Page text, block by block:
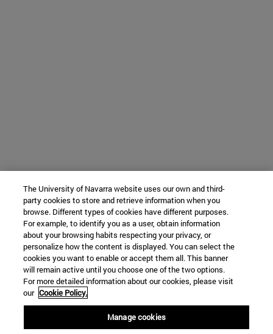
The University of Navarra website uses our own and third-
party cookies to store and retrieve information when you
browse. Different types of cookies have different purposes.
For example, to identify you as a user, obtain information
about your browsing habits respecting your privacy, or
personalize how the content is displayed. You can select the
cookies you want to enable or accept them all. This banner
will remain active until you choose one of the two options.
For more detailed information about our cookies, please visit
our Cookie Policy.
Manage cookies